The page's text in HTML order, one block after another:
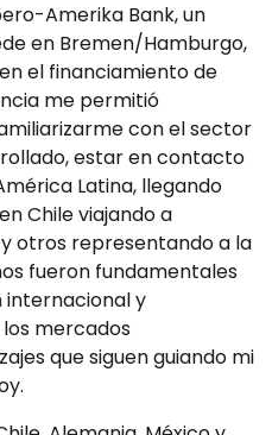
Amerika Bank, un
en Bremen/Hamburgo,
el financiamiento de
me permitió
con el sector
estar en contacto
Latina, llegando
Chile viajando a
otros representando a la
fueron fundamentales
internacional y
mercados
que siguen guiando mi